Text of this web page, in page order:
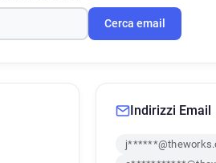
Cerca email
Indirizzi Email